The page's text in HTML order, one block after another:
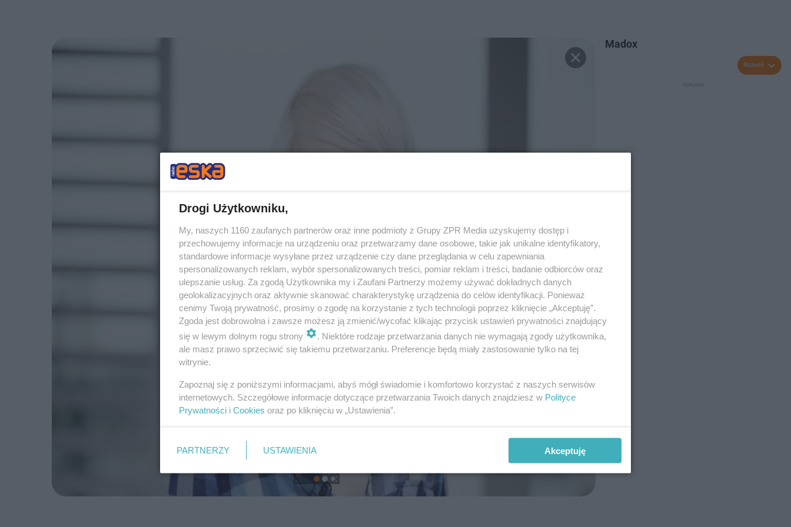
Madox
Rozwiń
Drogi Użytkowniku,
My, naszych 1160 zaufanych partnerów oraz inne podmioty z Grupy ZPR Media uzyskujemy dostęp i
przechowujemy informacje na urządzeniu oraz przetwarzamy dane osobowe, takie jak unikalne identyfikatory,
standardowe informacje wysyłane przez urządzenie czy dane przeglądania w celu zapewniania
spersonalizowanych reklam, wybór spersonalizowanych treści, pomiar reklam i treści, badanie odbiorców oraz
ulepszanie usług. Za zgodą Użytkownika my i Zaufani Partnerzy możemy używać dokładnych danych
geolokalizacyjnych oraz aktywnie skanować charakterystykę urządzenia do celów identyfikacji. Ponieważ
cenimy Twoją prywatność, prosimy o zgodę na korzystanie z tych technologii poprzez kliknięcie „Akceptuję”.
Zgoda jest dobrowolna i zawsze możesz ją zmienić/wycofać klikając przycisk ustawień prywatności znajdujący
się w lewym dolnym rogu strony
. Niektóre rodzaje przetwarzania danych nie wymagają zgody użytkownika,
ale masz prawo sprzeciwić się takiemu przetwarzaniu. Preferencje będą miały zastosowanie tylko na tej
witrynie.
Zapoznaj się z poniższymi informacjami, abyś mógł świadomie i komfortowo korzystać z naszych serwisów
internetowych. Szczegółowe informacje dotyczące przetwarzania Twoich danych znajdziesz w Polityce
Prywatności i Cookies oraz po kliknięciu w „Ustawienia”.
PARTNERZY USTAWIENIA Akceptuję